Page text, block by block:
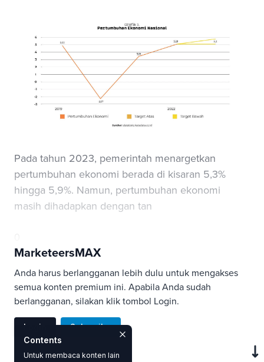
Pada tahun 2023, pemerintah menargetkan
pertumbuhan ekonomi berada di kisaran 5,3%
hingga 5,9%. Namun, pertumbuhan ekonomi
masih dihadapkan dengan tan
MarketeersMAX
Anda harus berlangganan lebih dulu untuk mengakses
semua konten premium ini. Apabila Anda sudah
berlangganan, silakan klik tombol Login.
Login
Subscribe
Contents
Untuk membaca konten lain